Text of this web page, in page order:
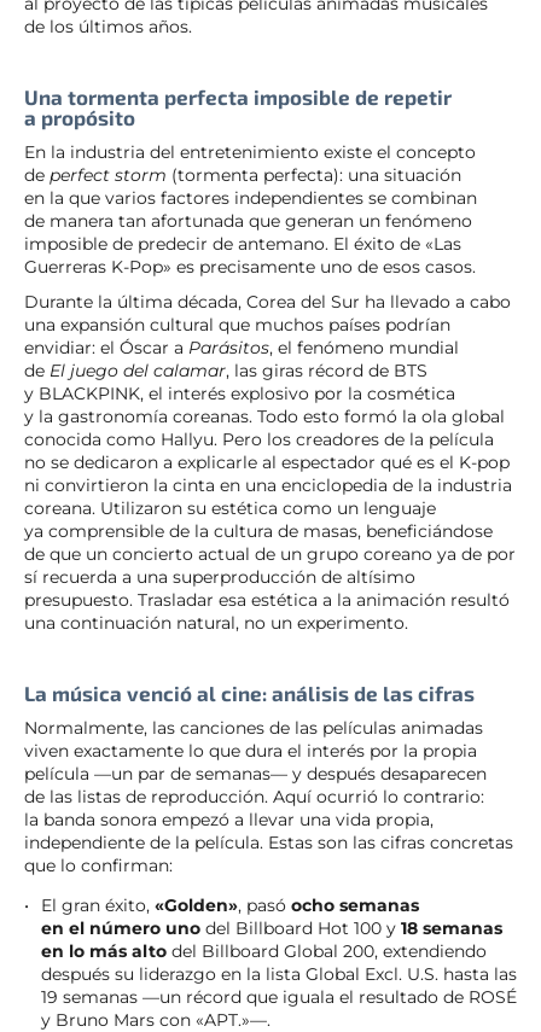
de los últimos años.
Una tormenta perfecta imposible de repetir
a propósito
En la industria del entretenimiento existe el concepto
de perfect storm (tormenta perfecta): una situación
en la que varios factores independientes se combinan
de manera tan afortunada que generan un fenómeno
imposible de predecir de antemano. El éxito de «Las
Guerreras K-Pop» es precisamente uno de esos casos.
Durante la última década, Corea del Sur ha llevado a cabo
una expansión cultural que muchos países podrían
envidiar: el Óscar a Parásitos, el fenómeno mundial
de El juego del calamar, las giras récord de BTS
y BLACKPINK, el interés explosivo por la cosmética
y la gastronomía coreanas. Todo esto formó la ola global
conocida como Hallyu. Pero los creadores de la película
no se dedicaron a explicarle al espectador qué es el K-pop
ni convirtieron la cinta en una enciclopedia de la industria
coreana. Utilizaron su estética como un lenguaje
ya comprensible de la cultura de masas, beneficiándose
de que un concierto actual de un grupo coreano ya de por
sí recuerda a una superproducción de altísimo
presupuesto. Trasladar esa estética a la animación resultó
una continuación natural, no un experimento.
La música venció al cine: análisis de las cifras
Normalmente, las canciones de las películas animadas
viven exactamente lo que dura el interés por la propia
película —un par de semanas— y después desaparecen
de las listas de reproducción. Aquí ocurrió lo contrario:
la banda sonora empezó a llevar una vida propia,
independiente de la película. Estas son las cifras concretas
que lo confirman:
El gran éxito, «Golden», pasó ocho semanas
en el número uno del Billboard Hot 100 y 18 semanas
en lo más alto del Billboard Global 200, extendiendo
después su liderazgo en la lista Global Excl. U.S. hasta las
19 semanas —un récord que iguala el resultado de ROSÉ
y Bruno Mars con «APT.»—.